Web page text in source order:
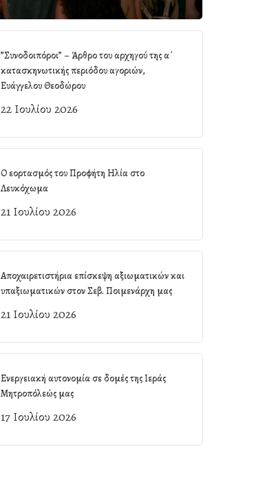
”Συνοδοιπόροι” – Άρθρο του αρχηγού της α΄
κατασκηνωτικής περιόδου αγοριών,
Ευάγγελου Θεοδώρου
22 Ιουλίου 2026
Ο εορτασμός του Προφήτη Ηλία στο
Λευκόχωμα
21 Ιουλίου 2026
Αποχαιρετιστήρια επίσκεψη αξιωματικών και
υπαξιωματικών στον Σεβ. Ποιμενάρχη μας
21 Ιουλίου 2026
Ενεργειακή αυτονομία σε δομές της Ιεράς
Μητροπόλεώς μας
17 Ιουλίου 2026